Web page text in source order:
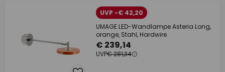
UVP -€ 42,20
UMAGE LED-Wandlampe Asteria Long,
orange, Stahl, Hardwire
€ 239,14
UVP€ 281,34